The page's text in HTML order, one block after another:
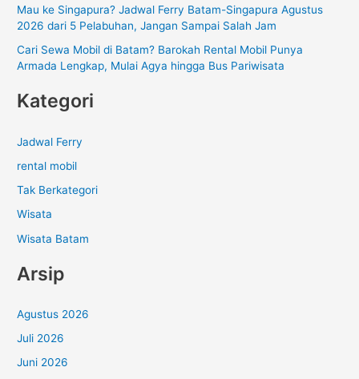
Mau ke Singapura? Jadwal Ferry Batam-Singapura Agustus
2026 dari 5 Pelabuhan, Jangan Sampai Salah Jam
Cari Sewa Mobil di Batam? Barokah Rental Mobil Punya
Armada Lengkap, Mulai Agya hingga Bus Pariwisata
Kategori
Jadwal Ferry
rental mobil
Tak Berkategori
Wisata
Wisata Batam
Arsip
Agustus 2026
Juli 2026
Juni 2026